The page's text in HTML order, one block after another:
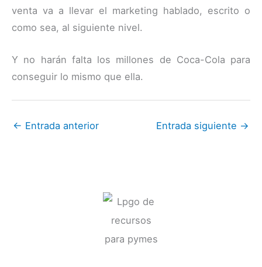
venta va a llevar el marketing hablado, escrito o
como sea, al siguiente nivel.
Y no harán falta los millones de Coca-Cola para
conseguir lo mismo que ella.
← Entrada anterior Entrada siguiente →